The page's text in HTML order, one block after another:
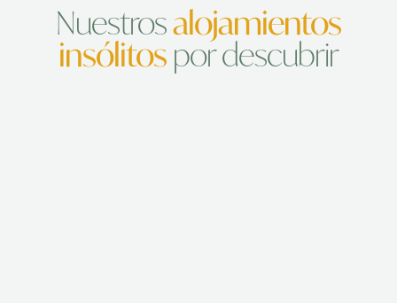
Nuestrosalojamientos
insólitospor descubrir